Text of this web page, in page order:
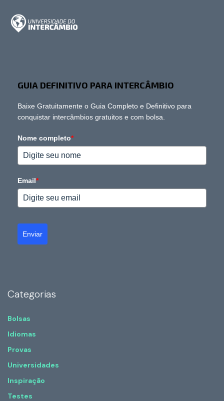
GUIA DEFINITIVO PARA INTERCÂMBIO
Baixe Gratuitamente o Guia Completo e Definitivo para
conquistar intercâmbios gratuitos e com bolsa.
Nome completo*
Email*
Enviar
Categorias
Bolsas
Idiomas
Provas
Universidades
Inspiração
Testes